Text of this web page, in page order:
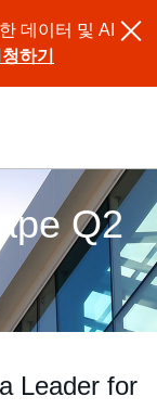
데이터 및 AI
하기
Q2
Leader for